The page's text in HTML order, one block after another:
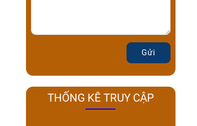
Gửi
THỐNG KÊ TRUY CẬP